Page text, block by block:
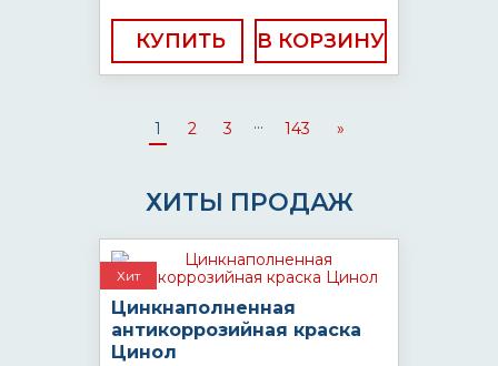
КУПИТЬ
1 2 3 ... 143 »
ХИТЫ ПРОДАЖ
Хит
Цинкнаполненная
антикоррозийная краска
Цинол